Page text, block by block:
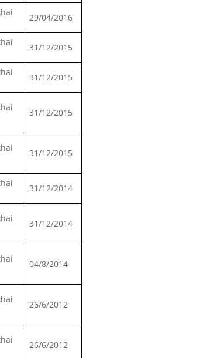
29/04/2016
31/12/2015
31/12/2015
31/12/2015
31/12/2015
31/12/2014
31/12/2014
04/8/2014
26/6/2012
26/6/2012